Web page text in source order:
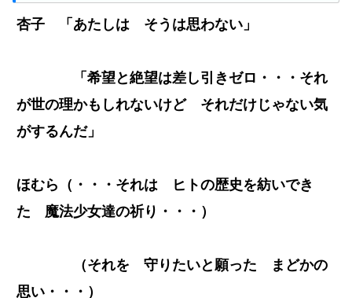
杏子 「あたしは そうは思わない」
「希望と絶望は差し引きゼロ・・・それ
が世の理かもしれないけど それだけじゃない気
がするんだ」
ほむら（・・・それは ヒトの歴史を紡いでき
た 魔法少女達の祈り・・・）
（それを 守りたいと願った まどかの
思い・・・）